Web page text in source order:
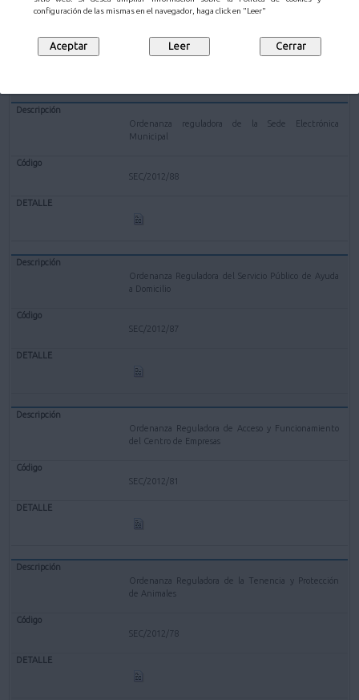
configuración de las mismas en el navegador, haga click en "Leer"
Ordenanza reguladora de la Sede Electrónica
Municipal
SEC/2012/88
Ordenanza Reguladora del Servicio Público de Ayuda
a Domicilio
SEC/2012/87
Ordenanza Reguladora de Acceso y Funcionamiento
del Centro de Empresas
SEC/2012/81
Ordenanza Reguladora de la Tenencia y Protección
de Animales
SEC/2012/78